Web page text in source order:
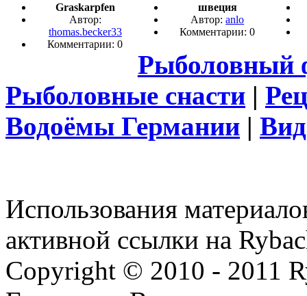
Graskarpfen
Автор:
thomas.becker33
Комментарии: 0
швеция
Автор:anlo
Комментарии: 0
Рыболовный
Рыболовные снасти |
Водоёмы Германии |
Использования
активной ссылки на
Copyright © 2010 - 2011